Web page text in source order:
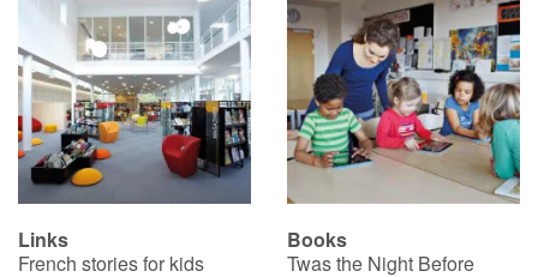
Home
Family
Schools
Libraries
Videos & Tutorials
Links
French stories for kids
Books
Twas the Night Before